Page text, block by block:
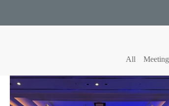
All Meeting